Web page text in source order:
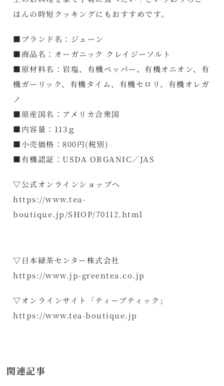
はんの時短クッキングにもおすすめです。
■ブランド名：ジェーン
■商品名：オーガニック クレイジーソルト
■原材料名：岩塩、有機ペッパー、有機オニオン、有
機ガーリック、有機タイム、有機セロリ、有機オレガ
ノ
■原産国名：アメリカ合衆国
■内容量：113ｇ
■小売価格：800円(税別)
■有機認証：USDA ORGANIC／JAS
▽公式オンラインショップへ
https://www.tea-
boutique.jp/SHOP/70112.html
▽日本緑茶センター株式会社
https://www.jp-greentea.co.jp
▽オンラインサイト「ティーブティック」
https://www.tea-boutique.jp
関連記事